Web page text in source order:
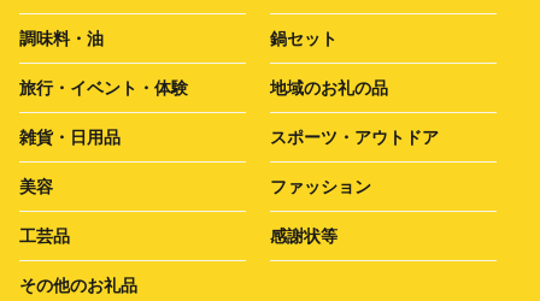
調味料・油 鍋セット
旅行・イベント・体験 地域のお礼の品
雑貨・日用品 スポーツ・アウトドア
美容 ファッション
工芸品 感謝状等
その他のお礼品